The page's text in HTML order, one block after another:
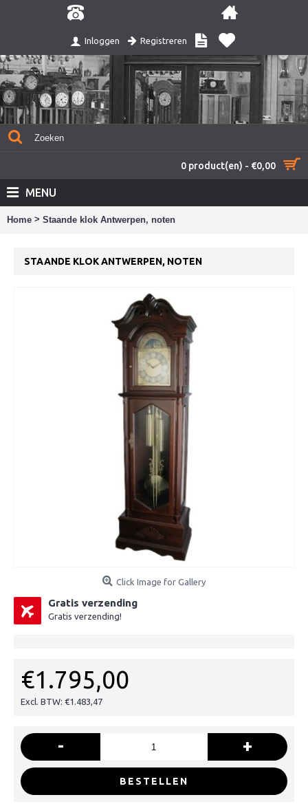
Inloggen Registreren
0 product(en) - €0,00
MENU
Home > Staande klok Antwerpen, noten
STAANDE KLOK ANTWERPEN, NOTEN
Click Image for Gallery
Gratis verzending
Gratis verzending!
€1.795,00
Excl. BTW: €1.483,47
- +
BESTELLEN